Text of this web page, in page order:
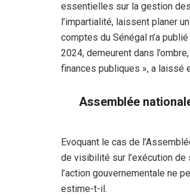
essentielles sur la gestion
l’impartialité, laissent planer
comptes du Sénégal n’a
2024, demeurent dans
finances publiques », a laissé
Assemblée
Evoquant le cas de
de visibilité sur l’exécution
l’action gouvernementale ne
estime-t-il.